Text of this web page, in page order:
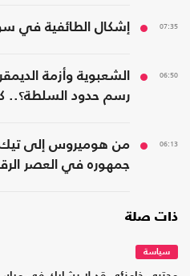
07:35 إشكال الطائفية في
06:50
الشعبوية وأزمة
رسم حدود السلطة؟..
06:13
من هوميروس إلى
جمهوره في العصر
ذات صلة
سياسة